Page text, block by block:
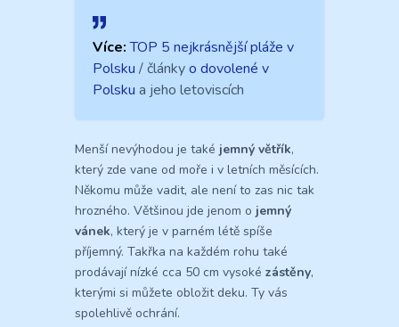
Více: TOP 5 nejkrásnější pláže v
Polsku / článkyo dovolené v
Polsku a jeho letoviscích
Menší nevýhodou je také jemný větřík,
který zde vane od moře i v letních měsících.
Někomu může vadit, ale není to zas nic tak
hrozného. Většinou jde jenom o jemný
vánek, který je v parném létě spíše
příjemný. Takřka na každém rohu také
prodávají nízké cca 50 cm vysoké zástěny,
kterými si můžete obložit deku. Ty vás
spolehlivě ochrání.